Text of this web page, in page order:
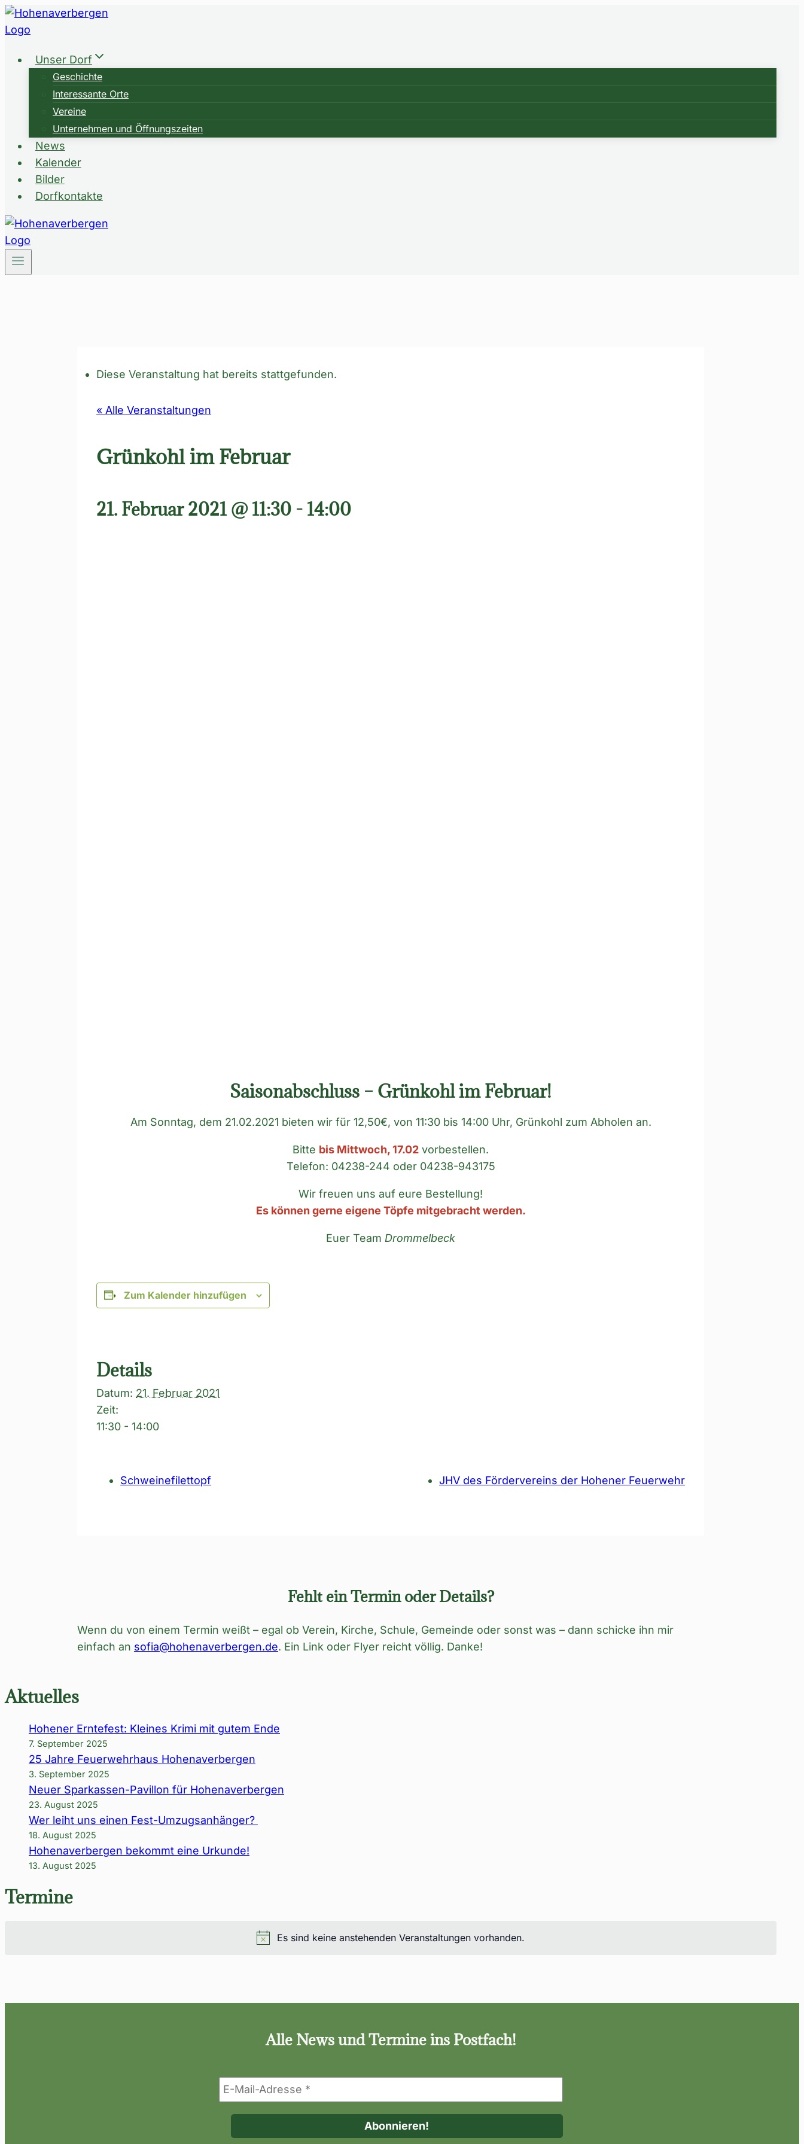
Zum
Inhalt
Unser Dorf
Geschichte
Interessante Orte
Vereine
Unternehmen und Öffnungszeiten
News
Kalender
Bilder
Dorfkontakte
Diese Veranstaltung hat bereits stattgefunden.
« Alle Veranstaltungen
Grünkohl im Februar
21. Februar 2021 @ 11:30 - 14:00
Saisonabschluss – Grünkohl im Februar!
Am Sonntag, dem 21.02.2021 bieten wir für 12,50€, von 11:30 bis 14:00 Uhr, Grünkohl zum Abholen an.
Bitte bis Mittwoch, 17.02 vorbestellen.
Telefon: 04238-244 oder 04238-943175
Wir freuen uns auf eure Bestellung!
Es können gerne eigene Töpfe mitgebracht werden.
Euer Team Drommelbeck
Zum Kalender hinzufügen
Details
Datum: 21. Februar 2021
Zeit:
11:30 - 14:00
Schweinefilettopf JHV des Fördervereins der Hohener Feuerwehr
Fehlt ein Termin oder Details?
Wenn du von einem Termin weißt – egal ob Verein, Kirche, Schule, Gemeinde oder sonst was – dann schicke ihn mir
einfach an sofia@hohenaverbergen.de. Ein Link oder Flyer reicht völlig. Danke!
Aktuelles
Hohener Erntefest: Kleines Krimi mit gutem Ende
7. September 2025
25 Jahre Feuerwehrhaus Hohenaverbergen
3. September 2025
Neuer Sparkassen-Pavillon für Hohenaverbergen
23. August 2025
Wer leiht uns einen Fest-Umzugsanhänger?
18. August 2025
Hohenaverbergen bekommt eine Urkunde!
13. August 2025
Termine
Hinweis
Es sind keine anstehenden Veranstaltungen vorhanden.
Alle News und Termine ins Postfach!